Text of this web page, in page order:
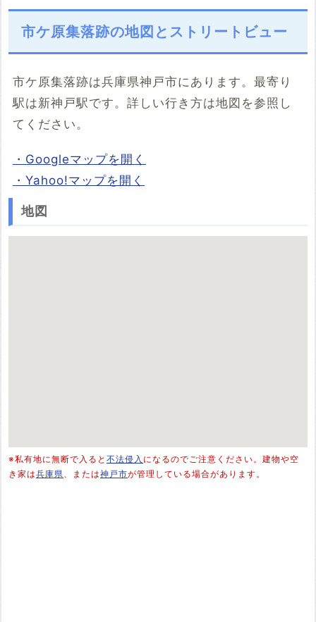
市ケ原集落跡の地図とストリートビュー
市ケ原集落跡は兵庫県神戸市にあります。最寄り
駅は新神戸駅です。詳しい行き方は地図を参照し
てください。
・Googleマップを開く
・Yahoo!マップを開く
地図
※私有地に無断で入ると 不法侵入 になるのでご注意ください。建物や空
き家は兵庫県 、または神戸市が管理している場合があります。